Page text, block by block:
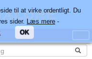
til at virke ordentligt. Du
sider. Læs mere -
OK